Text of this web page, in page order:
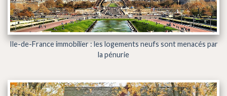
Ile-de-France immobilier : les logements neufs sont menacés par
la pénurie